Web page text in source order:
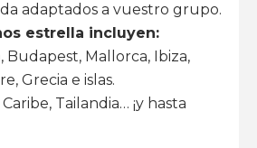
adaptados a vuestro grupo.
estrella incluyen:
Budapest, Mallorca, Ibiza,
Grecia e islas.
Tailandia… ¡y hasta